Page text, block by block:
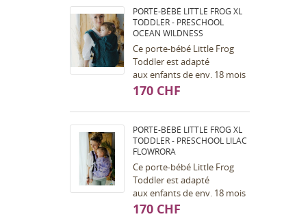
PORTE-BÉBÉ LITTLE FROG XL
TODDLER - PRESCHOOL
OCEAN WILDNESS
Ce porte-bébé Little Frog
Toddler est adapté
aux enfants de env. 18 mois
à env. 7 ans (dès taille 98,
et dorsal...
170 CHF
PORTE-BÉBÉ LITTLE FROG XL
TODDLER - PRESCHOOL LILAC
FLOWRORA
Ce porte-bébé Little Frog
Toddler est adapté
aux enfants de env. 18 mois
à env. 7 ans (dès taille 98,
170 CHF